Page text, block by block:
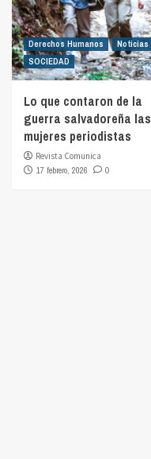
Derechos Humanos
Noticias
SOCIEDAD
Lo que contaron de la
guerra salvadoreña las
mujeres periodistas
Revista Comunica
17 febrero, 2026
0